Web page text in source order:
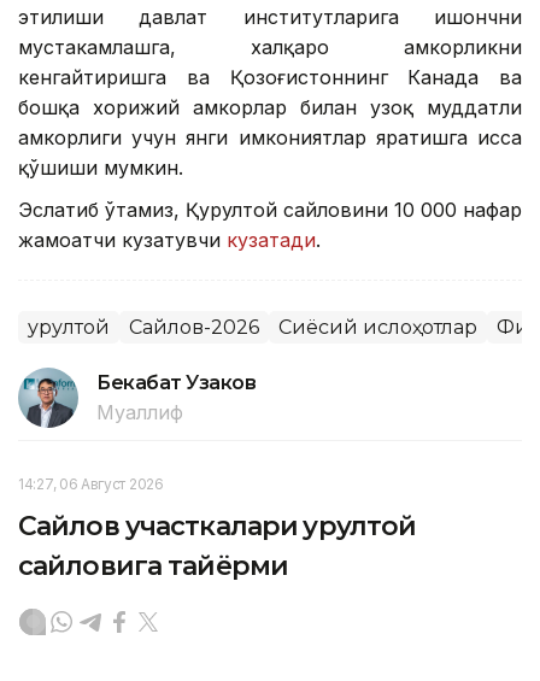
этилиши давлат институтларига ишончни
мустаҳкамлашга, халқаро ҳамкорликни
кенгайтиришга ва Қозоғистоннинг Канада ва
бошқа хорижий ҳамкорлар билан узоқ муддатли
ҳамкорлиги учун янги имкониятлар яратишга ҳисса
қўшиши мумкин.
Эслатиб ўтамиз, Қурултой сайловини 10 000 нафар
жамоатчи кузатувчи кузатади.
Қурултой Сайлов-2026 Сиёсий ислоҳотлар
Бекабат Узаков
Муаллиф
14:27, 06 Август 2026
Сайлов участкалари Қурултой
сайловига тайёрми